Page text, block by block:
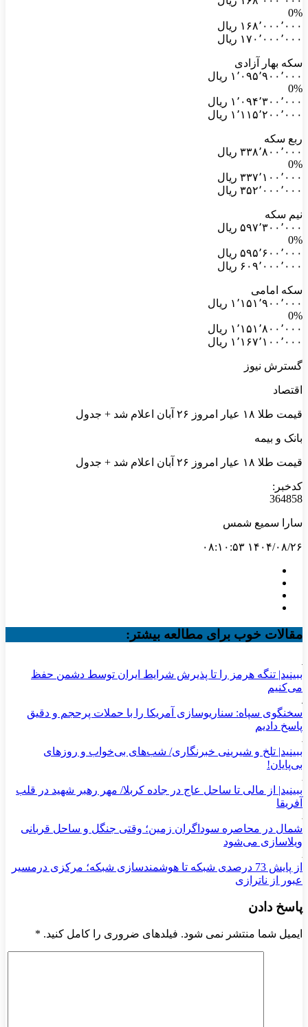
0%
۱۶۸٬۰۰۰٬۰۰۰ ریال
۱۷۰٬۰۰۰٬۰۰۰ ریال
سکه بهار آزادی
۱٬۰۹۵٬۹۰۰٬۰۰۰ ریال
0%
۱٬۰۹۴٬۳۰۰٬۰۰۰ ریال
۱٬۱۱۵٬۲۰۰٬۰۰۰ ریال
ربع سکه
۳۳۸٬۸۰۰٬۰۰۰ ریال
0%
۳۳۷٬۱۰۰٬۰۰۰ ریال
۳۵۲٬۰۰۰٬۰۰۰ ریال
نیم سکه
۵۹۷٬۳۰۰٬۰۰۰ ریال
0%
۵۹۵٬۶۰۰٬۰۰۰ ریال
۶۰۹٬۰۰۰٬۰۰۰ ریال
سکه امامی
۱٬۱۵۱٬۹۰۰٬۰۰۰ ریال
0%
۱٬۱۵۱٬۸۰۰٬۰۰۰ ریال
۱٬۱۶۷٬۱۰۰٬۰۰۰ ریال
گسترش نیوز
اقتصاد
قیمت طلا ۱۸ عیار امروز ۲۶ آبان اعلام شد + جدول
بانک و بیمه
قیمت طلا ۱۸ عیار امروز ۲۶ آبان اعلام شد + جدول
کدخبر:
364858
سارا سمیع شمس
۱۴۰۴/۰۸/۲۶ ۰۸:۱۰:۵۳
مقالات خوب برای مطالعه بیشتر:
ببینید| تنگه هرمز را تا پذیرش شرایط ایران توسط دشمن حفظ
می‌کنیم
سخنگوی سپاه: سناریوسازی آمریکا را با حملات پرحجم‌‌ و دقیق‌
پاسخ دادیم
ببینید| تلخ و شیرینی خبرنگاری/‌ شب‌های بی‌خواب و روزهای
بی‌پایان!
ببینید| از مالی تا ساحل عاج در جاده کربلا/ مهر رهبر شهید در قلب
آفریقا
شمال در محاصره سوداگران زمین؛ وقتی جنگل و ساحل قربانی
ویلاسازی می‌شود
از پایش 73 درصدی شبکه تا هوشمندسازی شبکه؛ مرکزی درمسیر
عبور از ناترازی
پاسخ دادن
ایمیل شما منتشر نمی شود. فیلدهای ضروری را کامل کنید. *